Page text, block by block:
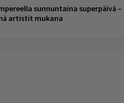
sunnuntaina superpäivä –
artistit mukana